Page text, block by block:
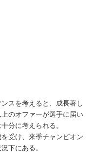
スを考えると、成長著し
のオファーが選手に届い
分に考えられる。
受け、来季チャンピオン
下にある。